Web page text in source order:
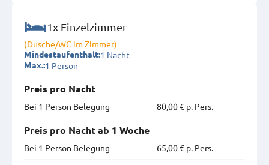
1x Einzelzimmer
(Dusche/WC im Zimmer)
Mindestaufenthalt:1 Nacht
Max.:1 Person
Preis pro Nacht
Bei 1 Person Belegung
80,00 € p. Pers.
Preis pro Nacht ab 1 Woche
Bei 1 Person Belegung
65,00 € p. Pers.